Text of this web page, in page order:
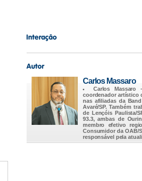
Carlos Massaro
Carlos Massaro
coordenador artístico
nas afiliadas da
Avaré/SP. Também
de Lençóis Paulista/
93.3, ambas de
membro efetivo
Consumidor da OAB/
responsável pela